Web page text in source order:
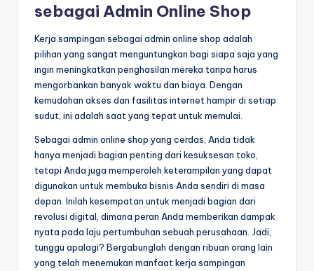
sebagai Admin Online Shop
Kerja sampingan sebagai admin online shop adalah
pilihan yang sangat menguntungkan bagi siapa saja yang
ingin meningkatkan penghasilan mereka tanpa harus
mengorbankan banyak waktu dan biaya. Dengan
kemudahan akses dan fasilitas internet hampir di setiap
sudut, ini adalah saat yang tepat untuk memulai.
Sebagai admin online shop yang cerdas, Anda tidak
hanya menjadi bagian penting dari kesuksesan toko,
tetapi Anda juga memperoleh keterampilan yang dapat
digunakan untuk membuka bisnis Anda sendiri di masa
depan. Inilah kesempatan untuk menjadi bagian dari
revolusi digital, dimana peran Anda memberikan dampak
nyata pada laju pertumbuhan sebuah perusahaan. Jadi,
tunggu apalagi? Bergabunglah dengan ribuan orang lain
yang telah menemukan manfaat kerja sampingan